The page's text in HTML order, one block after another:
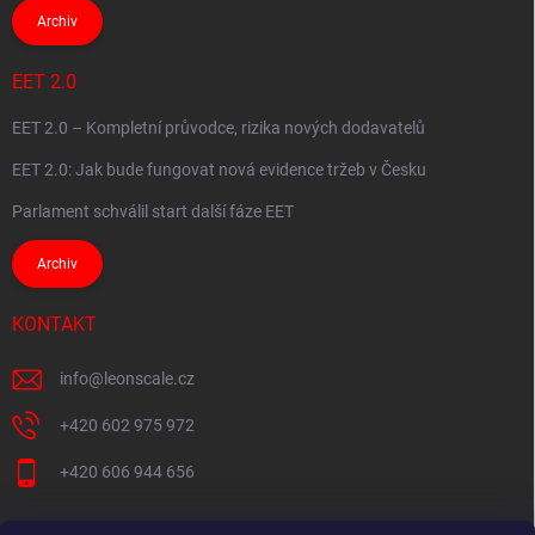
Archiv
EET 2.0
EET 2.0 – Kompletní průvodce, rizika nových dodavatelů
EET 2.0: Jak bude fungovat nová evidence tržeb v Česku
Parlament schválil start další fáze EET
Archiv
KONTAKT
info@ leonscale.cz
+420 602 975 972
+420 606 944 656